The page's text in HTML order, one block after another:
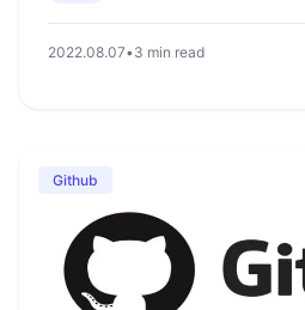
2022.08.07•3 min read
Github